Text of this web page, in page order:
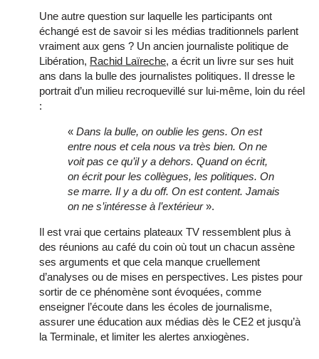
Une autre question sur laquelle les participants ont
échangé est de savoir si les médias traditionnels parlent
vraiment aux gens ? Un ancien journaliste politique de
Libération, Rachid Laïreche, a écrit un livre sur ses huit
ans dans la bulle des journalistes politiques. Il dresse le
portrait d’un milieu recroquevillé sur lui-même, loin du réel
:
« Dans la bulle, on oublie les gens. On est
entre nous et cela nous va très bien. On ne
voit pas ce qu’il y a dehors. Quand on écrit,
on écrit pour les collègues, les politiques. On
se marre. Il y a du off. On est content. Jamais
on ne s’intéresse à l’extérieur».
Il est vrai que certains plateaux TV ressemblent plus à
des réunions au café du coin où tout un chacun assène
ses arguments et que cela manque cruellement
d’analyses ou de mises en perspectives. Les pistes pour
sortir de ce phénomène sont évoquées, comme
enseigner l’écoute dans les écoles de journalisme,
assurer une éducation aux médias dès le CE2 et jusqu’à
la Terminale, et limiter les alertes anxiogènes.